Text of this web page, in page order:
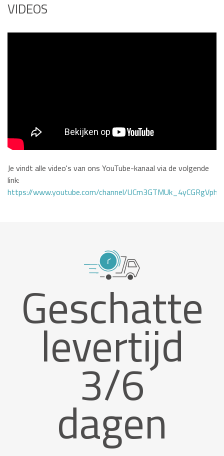
VIDEOS
Je vindt alle video's van ons YouTube-kanaal via de volgende
link:
https://www.youtube.com/channel/
Geschatte
levertijd
3/6
dagen